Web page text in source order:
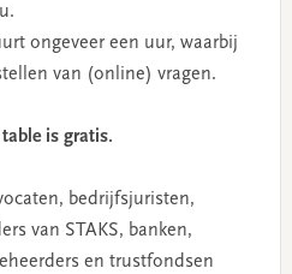
ongeveer een uur, waarbij
van (online) vragen.
is gratis.
bedrijfsjuristen,
van STAKS, banken,
en trustfondsen